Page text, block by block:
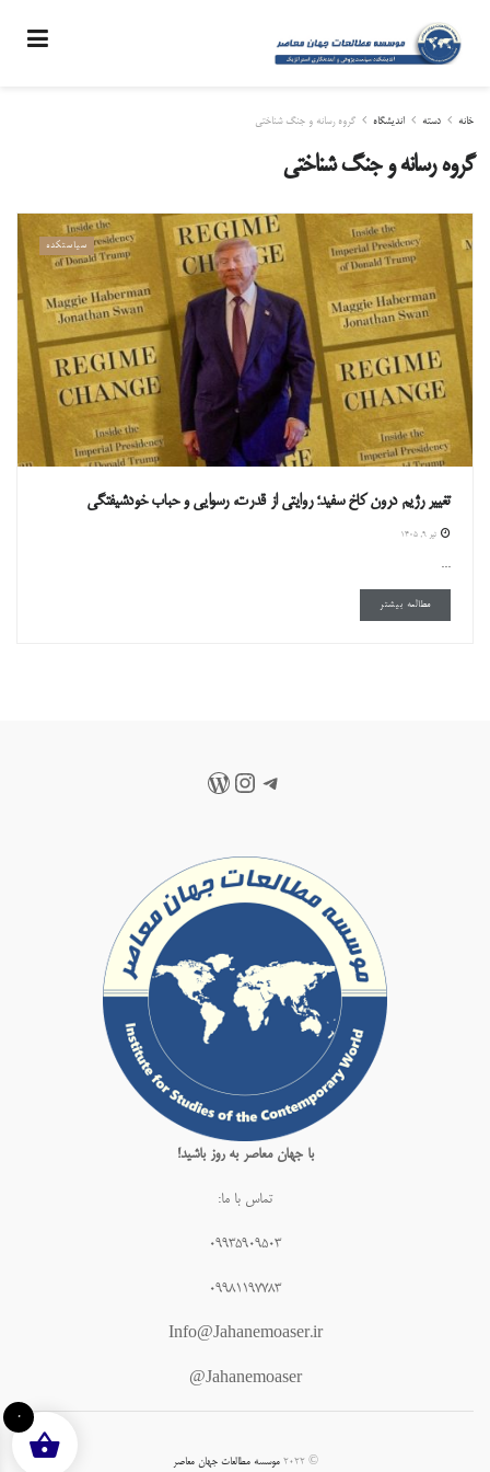
خانه دسته اندیشگاه گروه رسانه و جنگ شناختی
گروه رسانه و جنگ شناختی
سیاستکده
تغییر رژیم درون کاخ سفید؛ روایتی از قدرت، رسوایی و حباب خودشیفتگی
تیر ۹, ۱۴۰۵
...
مطالعه بیشتر
تلگراماینستاگرم
وردپرس
با جهان معاصر به روز باشید!
تماس با ما:
۰۹۹۳۵۹۰۹۵۰۳
۰۹۹۸۱۱۹۷۷۸۳
Info@Jahanemoaser.ir
Jahanemoaser@
© ۲۰۲۲ موسسه مطالعات جهان معاصر
0